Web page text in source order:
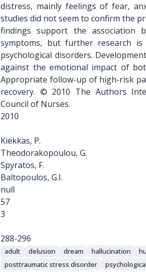
distress, mainly feelings of fear,
studies did not seem to confirm the
findings support the association
symptoms, but further research
psychological disorders.
against the emotional impact of
Appropriate follow-up of high-risk
recovery. © 2010 The Authors
Council of Nurses.
2010
Kiekkas, P.
Theodorakopoulou, G.
Spyratos, F.
Baltopoulos, G.I.
null
57
3
288-296
adult delusion dream hallucination
posttraumatic stress disorder